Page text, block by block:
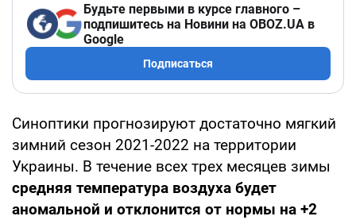
Будьте первыми в курсе главного –
подпишитесь на Новини на OBOZ.UA в
Google
Подписаться
Синоптики прогнозируют достаточно мягкий
зимний сезон 2021-2022 на территории
Украины. В течение всех трех месяцев зимы
средняя температура воздуха будет
аномальной и отклонится от нормы на +2